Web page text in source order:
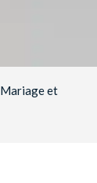
Mariage et